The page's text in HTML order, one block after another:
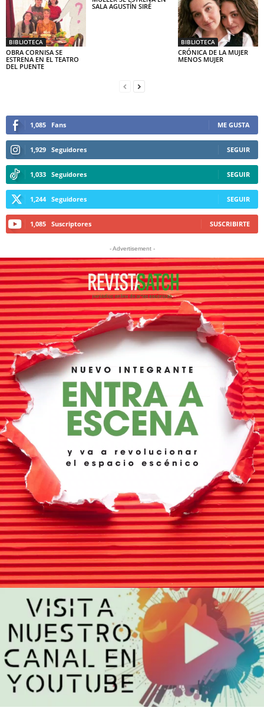
BIBLIOTECA
OBRA CORNISA SE
ESTRENA EN EL TEATRO
DEL PUENTE
SALA AGUSTÍN SIRÉ
BIBLIOTECA
CRÓNICA DE LA MUJER
MENOS MUJER
1,085 Fans ME GUSTA
1,929 Seguidores SEGUIR
1,033 Seguidores SEGUIR
1,244 Seguidores SEGUIR
1,085 Suscriptores SUSCRIBIRTE
- Advertisement -